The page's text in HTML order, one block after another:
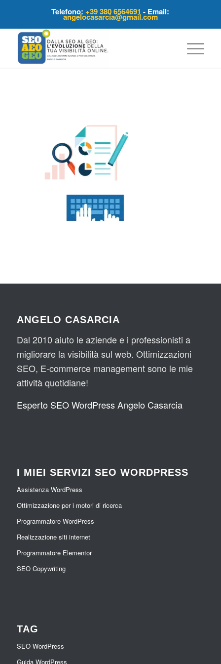
Telefono:+39 380 6564691 - Email:
angelocasarcia@gmail.com
ANGELO CASARCIA
Dal 2010 aiuto le aziende e i professionisti a
migliorare la visibilità sul web. Ottimizzazioni
SEO, E-commerce management sono le mie
attività quotidiane!
Esperto SEO WordPress Angelo Casarcia
I MIEI SERVIZI SEO WORDPRESS
Assistenza WordPress
Ottimizzazione per i motori di ricerca
Programmatore WordPress
Realizzazione siti internet
Programmatore Elementor
SEO Copywriting
TAG
SEO WordPress
Guida WordPress